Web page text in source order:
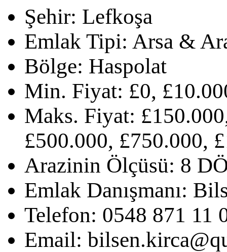
Şehir: Lefkoşa
Emlak Tipi: Arsa &
Bölge: Haspolat
Min. Fiyat: £0,
Maks. Fiyat:
£500.000, £750.000,
Arazinin Ölçüsü: 8
Emlak Danışmanı:
Telefon: 0548 871 11
Email: